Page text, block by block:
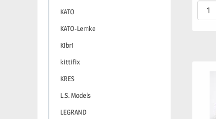
KATO
KATO-Lemke
Kibri
kittifix
KRES
L.S. Models
LEGRAND